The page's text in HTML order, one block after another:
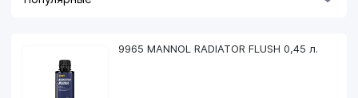
9965 MANNOL RADIATOR FLUSH 0,45 л.